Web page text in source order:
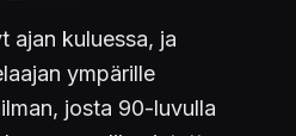
ajan kuluessa, ja
ympärille
josta 90-luvulla